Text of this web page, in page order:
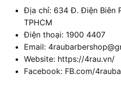
Địa chỉ: 634 Đ. Điện Biên
TPHCM
Điện thoại: 1900 4407
Email:
Website: https://4rau.vn/
Facebook: FB.com/